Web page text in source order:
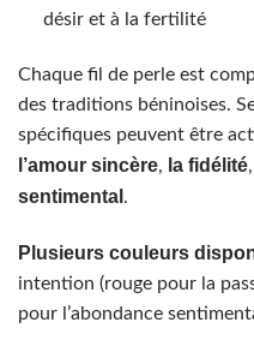
désir et à la fertilité
Chaque fil de perle est
des traditions béninoises.
spécifiques peuvent être
l’amour sincère, la fidélité
sentimental .
Plusieurs couleurs
intention (rouge pour la
pour l’abondance